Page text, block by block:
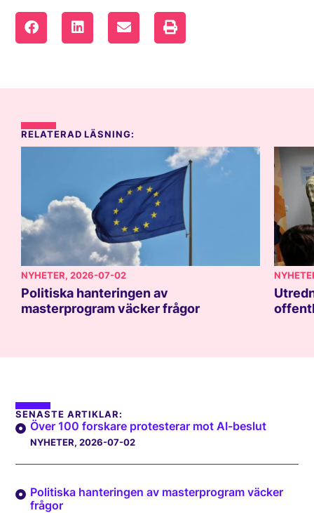
RELATERAD LÄSNING:
NYHETER, 2026-07-02
Politiska hanteringen av
masterprogram väcker frågor
SENASTE ARTIKLAR:
Över 100 forskare protesterar mot AI-beslut
NYHETER, 2026-07-02
Politiska hanteringen av masterprogram väcker
frågor